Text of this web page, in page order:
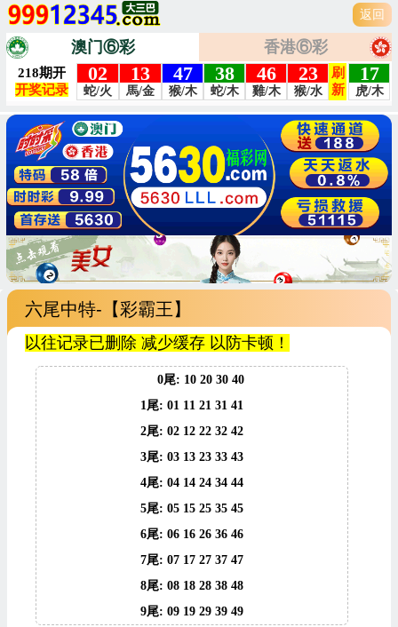
返回
澳门⑥彩 香港⑥彩